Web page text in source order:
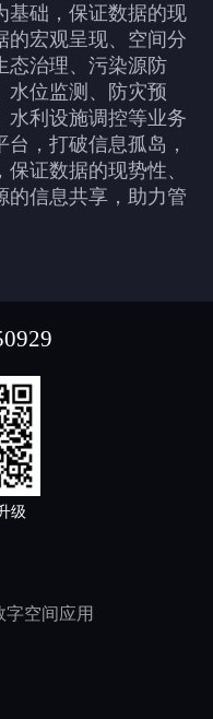
基础，保证数据的现
的宏观呈现、空间分
态治理、污染源防
水位监测、防灾预
水利设施调控等业务
，打破信息孤岛，
证数据的现势性、
的信息共享，助力管
级
字空间应用